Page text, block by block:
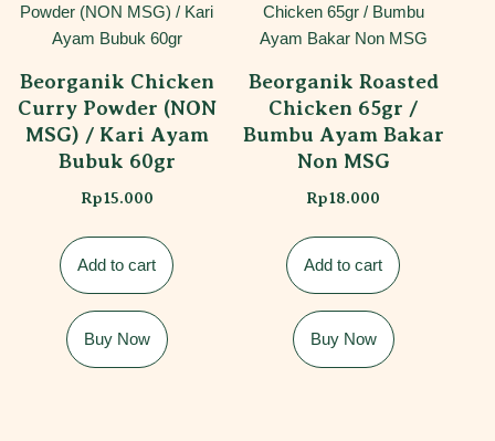
Beorganik Chicken
Curry Powder (NON
MSG) / Kari Ayam
Bubuk 60gr
Rp15.000
Add to cart
Buy Now
Beorganik Roasted
Chicken 65gr /
Bumbu Ayam Bakar
Non MSG
Rp18.000
Add to cart
Buy Now